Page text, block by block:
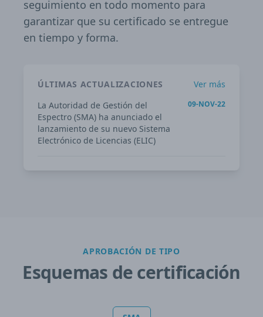
seguimiento en todo momento para
garantizar que su certificado se entregue
en tiempo y forma.
ÚLTIMAS ACTUALIZACIONES
Ver más
La Autoridad de Gestión del
Espectro (SMA) ha anunciado el
lanzamiento de su nuevo Sistema
Electrónico de Licencias (ELIC)
09-NOV-22
APROBACIÓN DE TIPO
Esquemas de certificación